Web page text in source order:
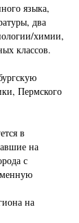
языка,
два
химии,
классов.
Пермского
в
на
с
на